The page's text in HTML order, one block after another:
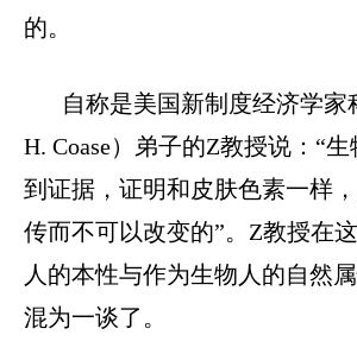
的。
自称是美国新制度经济学家
H. Coase）弟子的Z教授说：“
到证据，证明和皮肤色素一样
传而不可以改变的”。 Z教授在
人的本性与作为生物人的自然
混为一谈了。